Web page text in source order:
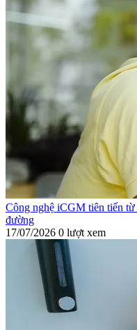
Công nghệ iCGM tiên tiến
đường
17/07/2026 0 lượt xem